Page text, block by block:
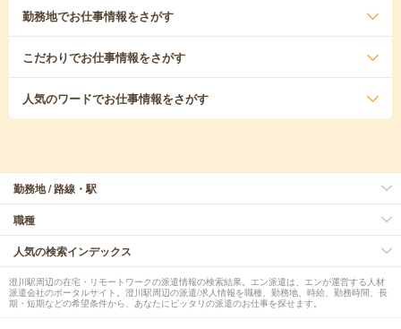
勤務地でお仕事情報をさがす
こだわりでお仕事情報をさがす
人気のワードでお仕事情報をさがす
勤務地 / 路線・駅
職種
人気の検索インデックス
澄川駅周辺の在宅・リモートワークの派遣情報の検索結果。エン派遣は、エンが運営する人材
派遣会社のポータルサイト。澄川駅周辺の派遣/求人情報を職種、勤務地、時給、勤務時間、長
期・短期などの希望条件から、あなたにピッタリの派遣のお仕事を探せます。